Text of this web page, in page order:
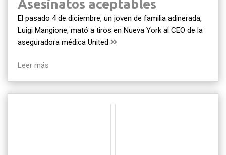
Asesinatos aceptables
El pasado 4 de diciembre, un joven de familia adinerada,
Luigi Mangione, mató a tiros en Nueva York al CEO de la
aseguradora médica United
Leer más